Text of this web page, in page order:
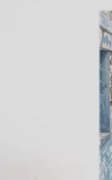
Яскраві,
Стійкість до
Безпечне
Поверхня з
Екологічний